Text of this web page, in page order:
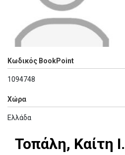
Κωδικός BookPoint
1094748
Χώρα
Ελλάδα
Τοπάλη, Καίτη Ι.